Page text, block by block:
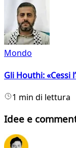
Mondo
Gli Houthi: «Cessi
1 min di lettura
Idee e